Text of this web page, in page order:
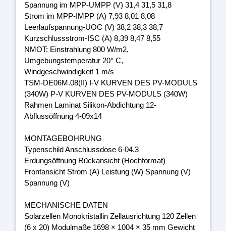
Spannung im MPP-UMPP (V) 31,4 31,5 31,8
Strom im MPP-IMPP (A) 7,93 8,01 8,08
Leerlaufspannung-UOC (V) 38,2 38,3 38,7
Kurzschlussstrom-ISC (A) 8,39 8,47 8,55
NMOT: Einstrahlung 800 W/m2,
Umgebungstemperatur 20° C,
Windgeschwindigkeit 1 m/s
TSM-DE06M.08(II) I-V KURVEN DES PV-MODULS
(340W) P-V KURVEN DES PV-MODULS (340W)
Rahmen Laminat Silikon-Abdichtung 12-
Abflussöffnung 4-09x14
MONTAGEBOHRUNG
Typenschild Anschlussdose 6-04.3
Erdungsöffnung Rückansicht (Hochformat)
Frontansicht Strom (A) Leistung (W) Spannung (V)
Spannung (V)
MECHANISCHE DATEN
Solarzellen Monokristallin Zellausrichtung 120 Zellen
(6 x 20) Modulmaße 1698 × 1004 × 35 mm Gewicht